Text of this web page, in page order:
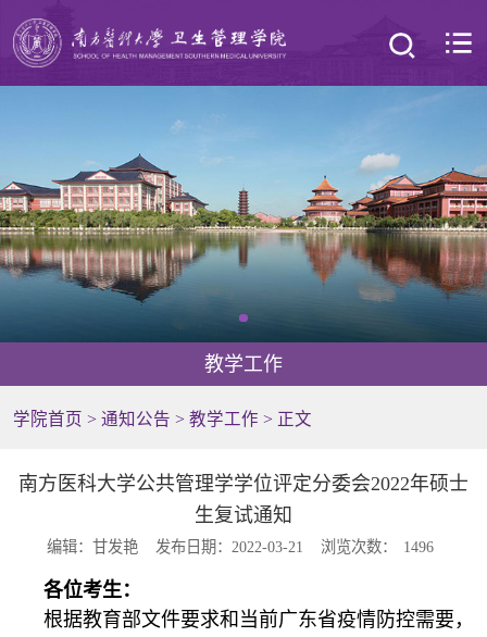
教学工作
学院首页 > 通知公告 > 教学工作 > 正文
南方医科大学公共管理学学位评定分委会2022年硕士
生复试通知
编辑：甘发艳 发布日期：2022-03-21 浏览次数： 1496
各位考生：
根据教育部文件要求和当前广东省疫情防控需要，